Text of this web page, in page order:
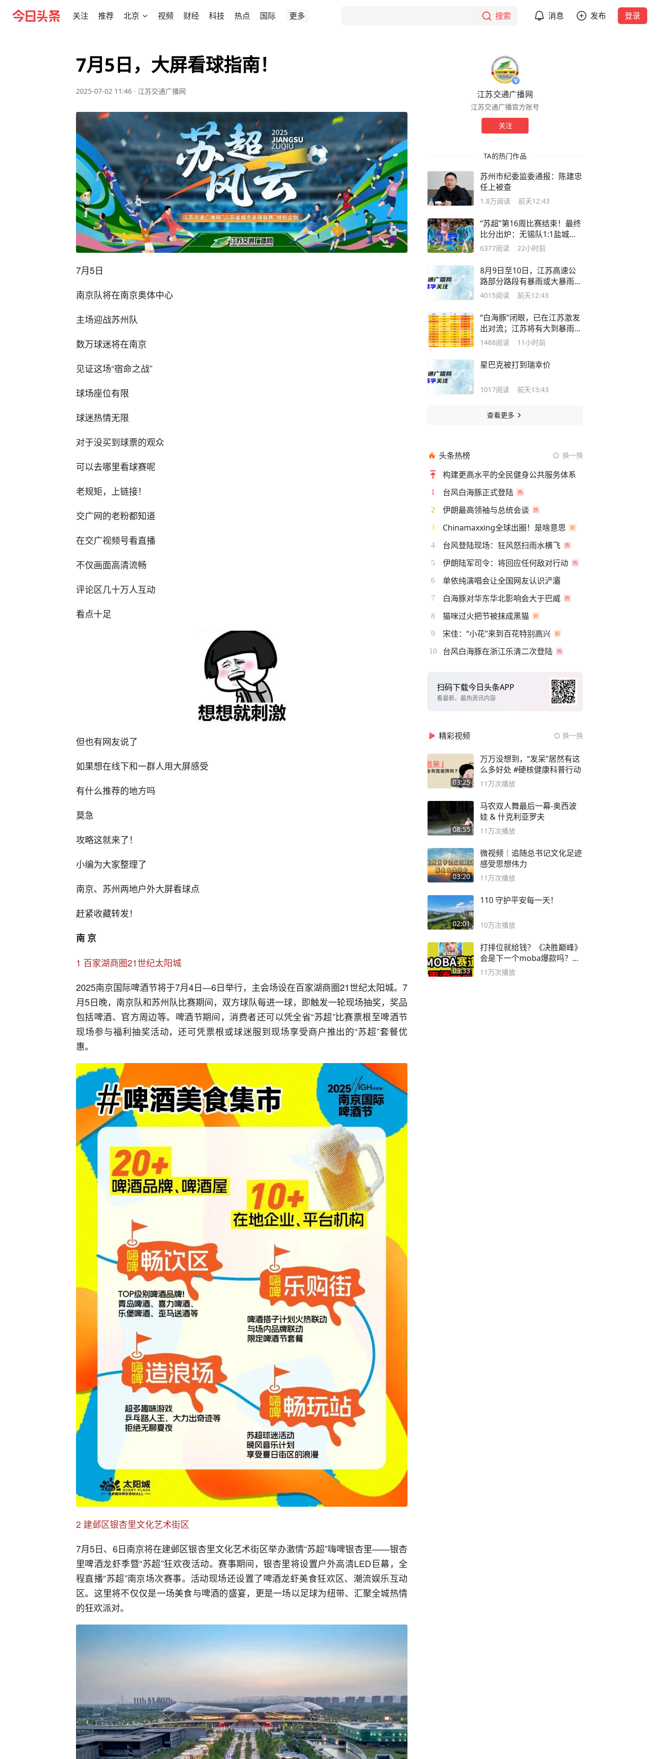
关注 推荐 北京 视频 财经 科技 热点 国际 更多 搜索 消息 发布 登录
7月5日，大屏看球指南！
2025-07-02 11:46 · 江苏交通广播网
7月5日
南京队将在南京奥体中心
主场迎战苏州队
数万球迷将在南京
见证这场“宿命之战”
球场座位有限
球迷热情无限
对于没买到球票的观众
可以去哪里看球赛呢
老规矩，上链接！
交广网的老粉都知道
在交广视频号看直播
不仅画面高清流畅
评论区几十万人互动
看点十足
但也有网友说了
如果想在线下和一群人用大屏感受
有什么推荐的地方吗
莫急
攻略这就来了！
小编为大家整理了
南京、苏州两地户外大屏看球点
赶紧收藏转发！
南 京
1 百家湖商圈21世纪太阳城
2025南京国际啤酒节将于7月4日—6日举行，主会场设在百家湖商圈21世纪太阳城。7
月5日晚，南京队和苏州队比赛期间，双方球队每进一球，即触发一轮现场抽奖，奖品
包括啤酒、官方周边等。啤酒节期间，消费者还可以凭全省“苏超”比赛票根至啤酒节
现场参与福利抽奖活动，还可凭票根或球迷服到现场享受商户推出的“苏超”套餐优
惠。
2 建邺区银杏里文化艺术街区
7月5日、6日南京将在建邺区银杏里文化艺术街区举办激情“苏超”嗨啤银杏里——银杏
里啤酒龙虾季暨“苏超”狂欢夜活动。赛事期间，银杏里将设置户外高清LED巨幕，全
程直播“苏超”南京场次赛事。活动现场还设置了啤酒龙虾美食狂欢区、潮流娱乐互动
区。这里将不仅仅是一场美食与啤酒的盛宴，更是一场以足球为纽带、汇聚全城热情
的狂欢派对。
江苏交通广播网
江苏交通广播官方账号
关注
TA的热门作品
苏州市纪委监委通报：陈建忠
任上被查
1.8万阅读 前天12:43
“苏超”第16周比赛结束！最终
比分出炉：无锡队1:1盐城
队、泰州队1:0连云港队、徐
6377阅读 22小时前
8月9日至10日，江苏高速公
路部分路段有暴雨或大暴雨；
7日至12日，强降雨对江苏部
大，或致列车晚点或旅客滞留
4015阅读 前天12:43
“白海豚”闭眼，已在江苏激发
出对流；江苏将有大到暴雨、
11级大风，台风冷空气联手击
1488阅读 11小时前
星巴克被打到瑞幸价
1017阅读 前天13:43
查看更多
头条热榜 换一换
构建更高水平的全民健身公共服务体系
1 台风白海豚正式登陆
2 伊朗最高领袖与总统会谈
3 Chinamaxxing全球出圈！是啥意思
4 台风登陆现场：狂风怒扫雨水横飞
5 伊朗陆军司令：将回应任何敌对行动
6 单依纯演唱会让全国网友认识浐灞
7 白海豚对华东华北影响会大于巴威
8 猫咪过火把节被抹成黑猫
9 宋佳：“小花”来到百花特别高兴
10 台风白海豚在浙江乐清二次登陆
扫码下载今日头条APP
看最新、最热资讯内容
精彩视频 换一换
03:25
万万没想到，“发呆”居然有这
么多好处 #硬核健康科普行动
11万次播放
08:55
马农双人舞最后一幕-奥西波
娃 & 什克利亚罗夫
11万次播放
03:20
微视频｜追随总书记文化足迹
感受思想伟力
11万次播放
02:01
110 守护平安每一天！
10万次播放
03:33
打排位就给钱？《决胜巅峰》
会是下一个moba爆款吗？#
决胜巅峰
11万次播放